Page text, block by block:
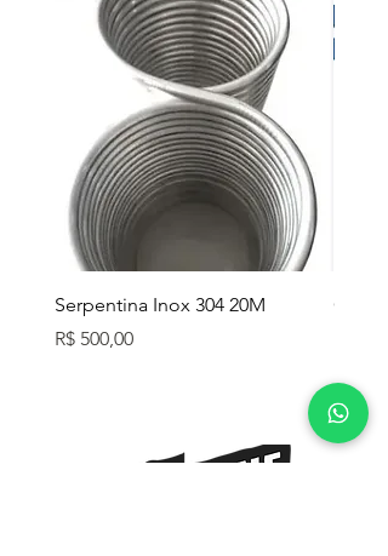
Serpentina Inox 304 20M
Preço
R$ 500,00
Caixa